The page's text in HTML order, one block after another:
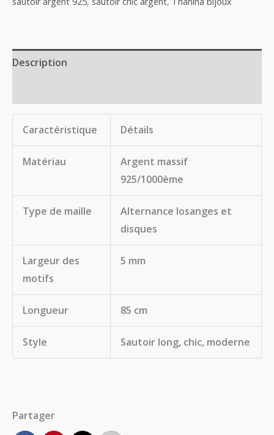
Description
Caractéristique Détails
Matériau
Argent massif
925/1000ème
Type de maille
Alternance losanges et
disques
Largeur des
motifs
5 mm
Longueur 85 cm
Style Sautoir long, chic, moderne
Partager